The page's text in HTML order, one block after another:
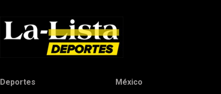
Deportes México